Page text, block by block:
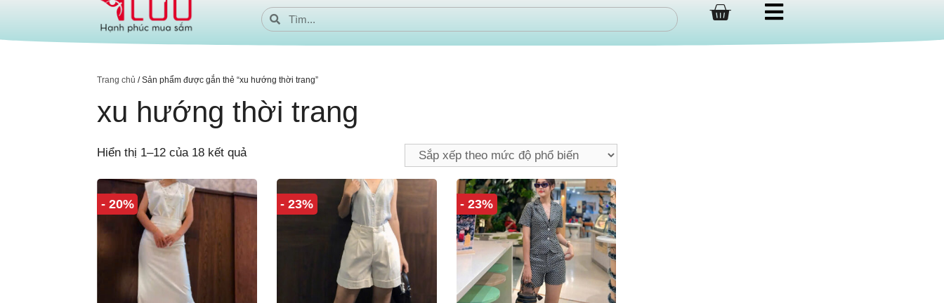
Trang chủ / Sản phẩm được gắn thẻ “xu hướng thời trang”
xu hướng thời trang
Hiển thị 1–12 của 18 kết quả
- 20% - 23% - 23%